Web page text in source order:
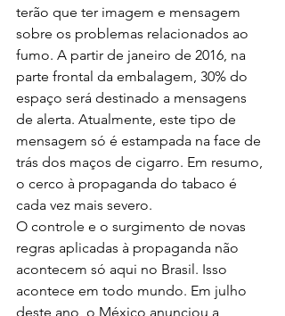
terão que ter imagem e mensagem
sobre os problemas relacionados ao
fumo. A partir de janeiro de 2016, na
parte frontal da embalagem, 30% do
espaço será destinado a mensagens
de alerta. Atualmente, este tipo de
mensagem só é estampada na face de
trás dos maços de cigarro. Em resumo,
o cerco à propaganda do tabaco é
cada vez mais severo.
O controle e o surgimento de novas
regras aplicadas à propaganda não
acontecem só aqui no Brasil. Isso
acontece em todo mundo. Em julho
deste ano, o México anunciou a